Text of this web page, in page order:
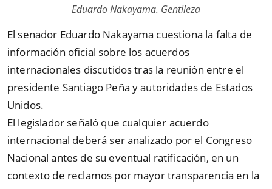
Eduardo Nakayama. Gentileza
El senador Eduardo Nakayama cuestiona la falta de
información oficial sobre los acuerdos
internacionales discutidos tras la reunión entre el
presidente Santiago Peña y autoridades de Estados
Unidos.
El legislador señaló que cualquier acuerdo
internacional deberá ser analizado por el Congreso
Nacional antes de su eventual ratificación, en un
contexto de reclamos por mayor transparencia en la